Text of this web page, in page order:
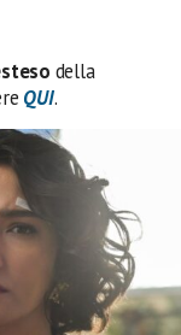
della
QUI.